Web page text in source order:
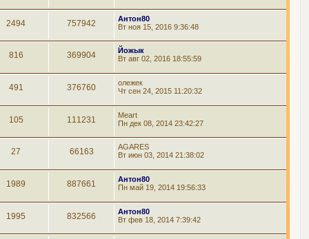
2494 757942
Антон80
Вт ноя 15, 2016 9:36:48
816 369904
Йожык
Вт авг 02, 2016 18:55:59
491 376760
олежек
Чт сен 24, 2015 11:20:32
105 111231
Meart
Пн дек 08, 2014 23:42:27
27 66163
AGARES
Вт июн 03, 2014 21:38:02
1989 887661
Антон80
Пн май 19, 2014 19:56:33
1995 832566
Антон80
Вт фев 18, 2014 7:39:42